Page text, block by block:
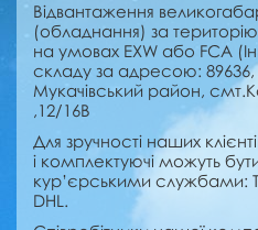
Відвантаження
(обладнання) за
на умовах EXW або FCA
складу за адресою:
Мукачівський район,
,12/16В
Для зручності наших
і комплектуючі можуть
кур’єрськими службами:
DHL.